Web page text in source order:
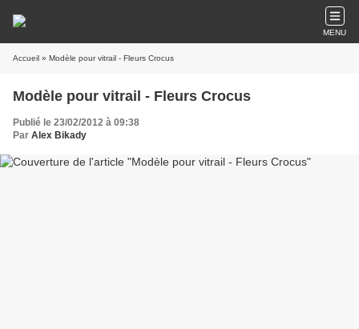
MENU
Accueil » Modèle pour vitrail - Fleurs Crocus
Modèle pour vitrail - Fleurs Crocus
Publié le 23/02/2012 à 09:38
Par Alex Bikady